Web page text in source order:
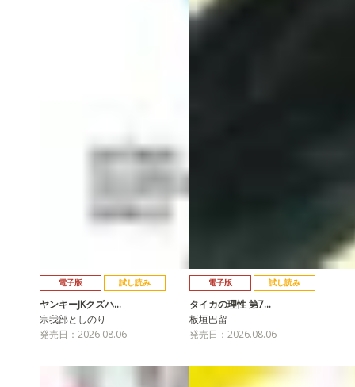
電子版 試し読み
ヤンキーJKクズハ…
宗我部としのり
発売日：2026.08.06
電子版 試し読み
タイカの理性 第7…
板垣巴留
発売日：2026.08.06